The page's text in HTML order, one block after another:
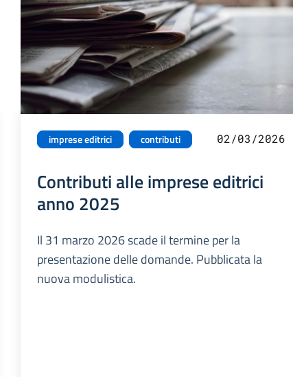
imprese editrici contributi 02/03/2026
Contributi alle imprese editrici
anno 2025
Il 31 marzo 2026 scade il termine per la
presentazione delle domande. Pubblicata la
nuova modulistica.